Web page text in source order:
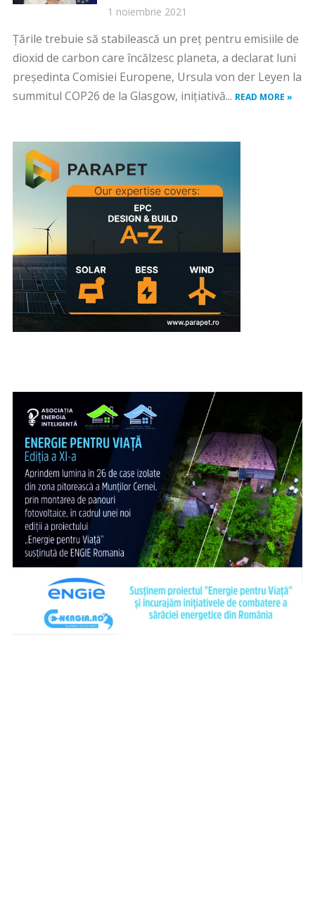
1 noiembrie 2021
Ţările trebuie să stabilească un preţ pentru emisiile de
dioxid de carbon care încălzesc planeta, a declarat luni
preşedinta Comisiei Europene, Ursula von der Leyen la
summitul COP26 de la Glasgow, iniţiativă... READ MORE »